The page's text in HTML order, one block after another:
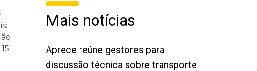
Mais notícias
Aprece reúne gestores para
discussão técnica sobre transporte